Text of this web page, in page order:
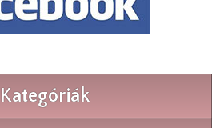
Kategóriák